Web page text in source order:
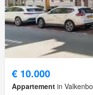
€ 10.000
Appartement in